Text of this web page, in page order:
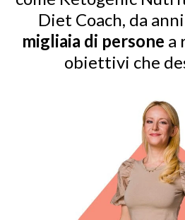
Diet Coach, da anni
migliaia di persone a
obiettivi che